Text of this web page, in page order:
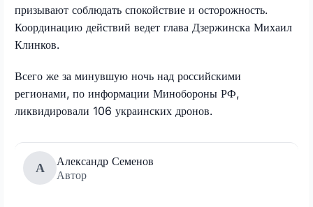
призывают соблюдать спокойствие и осторожность.
Координацию действий ведет глава Дзержинска Михаил
Клинков.
Всего же за минувшую ночь над российскими
регионами, по информации Минобороны РФ,
ликвидировали 106 украинских дронов.
А
Александр Семенов
Автор